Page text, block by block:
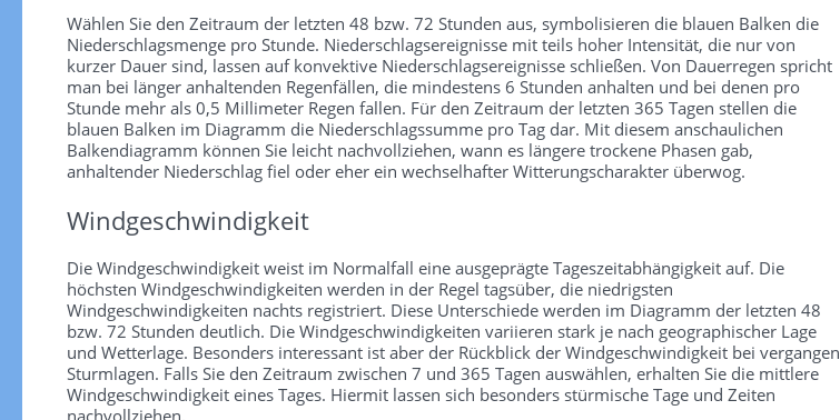
Wählen Sie den Zeitraum der letzten 48 bzw. 72 Stunden aus, symbolisieren die blauen Balken die
Niederschlagsmenge pro Stunde. Niederschlagsereignisse mit teils hoher Intensität, die nur von
kurzer Dauer sind, lassen auf konvektive Niederschlagsereignisse schließen. Von Dauerregen spricht
man bei länger anhaltenden Regenfällen, die mindestens 6 Stunden anhalten und bei denen pro
Stunde mehr als 0,5 Millimeter Regen fallen. Für den Zeitraum der letzten 365 Tagen stellen die
blauen Balken im Diagramm die Niederschlagssumme pro Tag dar. Mit diesem anschaulichen
Balkendiagramm können Sie leicht nachvollziehen, wann es längere trockene Phasen gab,
anhaltender Niederschlag fiel oder eher ein wechselhafter Witterungscharakter überwog.
Windgeschwindigkeit
Die Windgeschwindigkeit weist im Normalfall eine ausgeprägte Tageszeitabhängigkeit auf. Die
höchsten Windgeschwindigkeiten werden in der Regel tagsüber, die niedrigsten
Windgeschwindigkeiten nachts registriert. Diese Unterschiede werden im Diagramm der letzten 48
bzw. 72 Stunden deutlich. Die Windgeschwindigkeiten variieren stark je nach geographischer Lage
und Wetterlage. Besonders interessant ist aber der Rückblick der Windgeschwindigkeit bei vergangen
Sturmlagen. Falls Sie den Zeitraum zwischen 7 und 365 Tagen auswählen, erhalten Sie die mittlere
Windgeschwindigkeit eines Tages. Hiermit lassen sich besonders stürmische Tage und Zeiten
nachvollziehen.